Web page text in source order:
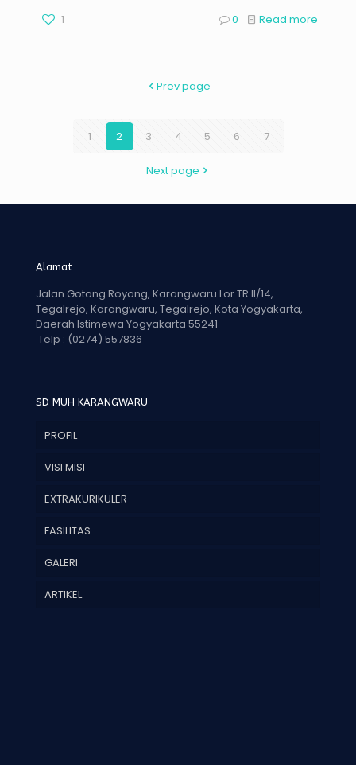
1 0 Read more
Prev page
1 2 3 4 5 6 7
Next page
Alamat
Jalan Gotong Royong, Karangwaru Lor TR II/14,
Tegalrejo, Karangwaru, Tegalrejo, Kota Yogyakarta,
Daerah Istimewa Yogyakarta 55241
Telp : (0274) 557836
SD MUH KARANGWARU
PROFIL
VISI MISI
EXTRAKURIKULER
FASILITAS
GALERI
ARTIKEL